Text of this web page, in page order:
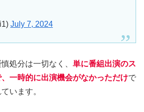
July 7, 2024
処分は一切なく、 単に番組出演のス
一時的に出演機会がなかっただけで
います。